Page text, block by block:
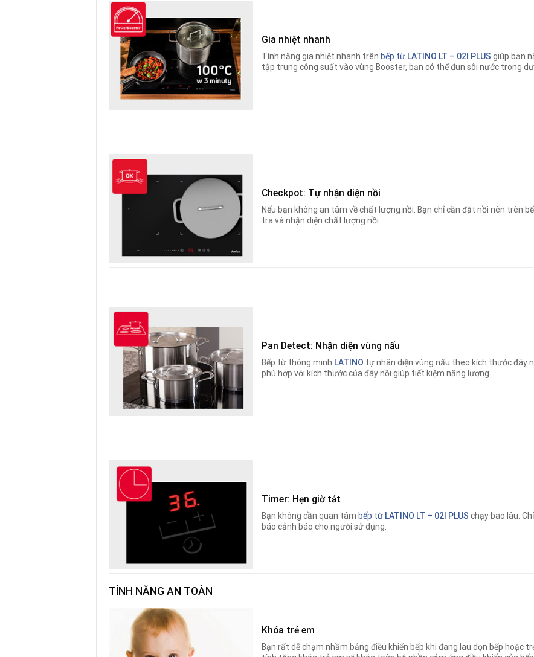
Gia nhiệt nhanh
Tính năng gia nhiệt nhanh trên bếp từ LATINO LT – 02I PLUS giúp bạn
tập trung công suất vào vùng Booster, bạn có thể đun sôi nước trong
Checkpot: Tự nhận diện nồi
Nếu bạn không an tâm về chất lượng nồi Bạn chỉ cần đặt nồi nên trên
tra và nhận diện chất lượng nồi
Pan Detect: Nhận diện vùng nấu
Bếp từ thông minh LATINO tự nhân diện vùng nấu theo kích thước đáy
phù hợp với kích thước của đáy nồi giúp tiết kiệm năng lượng.
Timer: Hẹn giờ tắt
Bạn không cần quan tâm bếp từ LATINO LT – 02I PLUS chạy bao lâu.
báo cảnh báo cho người sử dụng.
TÍNH NĂNG AN TOÀN
Khóa trẻ em
Bạn rất dễ chạm nhầm bảng điều khiển bếp khi đang lau dọn bếp hoặc